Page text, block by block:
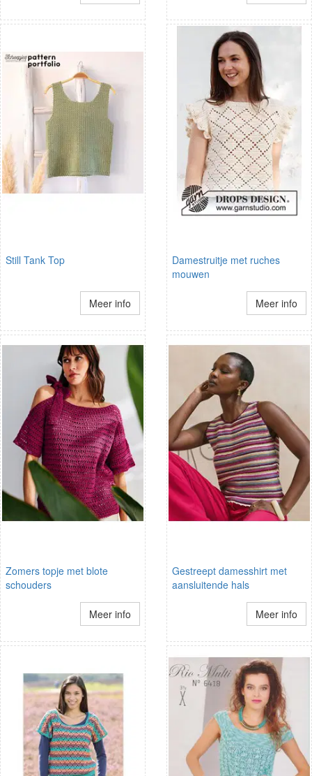
Still Tank Top
Meer info
Damestruitje met ruches
mouwen
Meer info
Zomers topje met blote
schouders
Meer info
Gestreept damesshirt met
aansluitende hals
Meer info